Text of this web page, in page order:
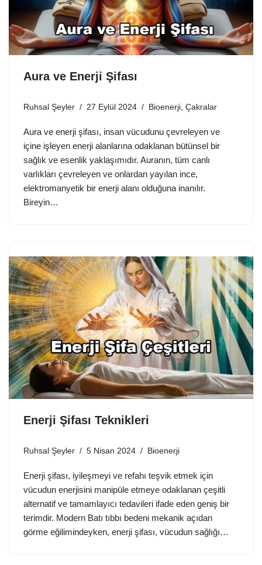
Aura ve Enerji Şifası
Ruhsal Şeyler 27 Eylül 2024 Bioenerji, Çakralar
Aura ve enerji şifası, insan vücudunu çevreleyen ve
içine işleyen enerji alanlarına odaklanan bütünsel bir
sağlık ve esenlik yaklaşımıdır. Auranın, tüm canlı
varlıkları çevreleyen ve onlardan yayılan ince,
elektromanyetik bir enerji alanı olduğuna inanılır.
Bireyin…
Enerji Şifası Teknikleri
Ruhsal Şeyler 5 Nisan 2024 Bioenerji
Enerji şifası, iyileşmeyi ve refahı teşvik etmek için
vücudun enerjisini manipüle etmeye odaklanan çeşitli
alternatif ve tamamlayıcı tedavileri ifade eden geniş bir
terimdir. Modern Batı tıbbı bedeni mekanik açıdan
görme eğilimindeyken, enerji şifası, vücudun sağlığı…